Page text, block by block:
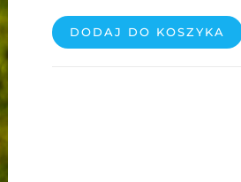
DODAJ DO KOSZYKA